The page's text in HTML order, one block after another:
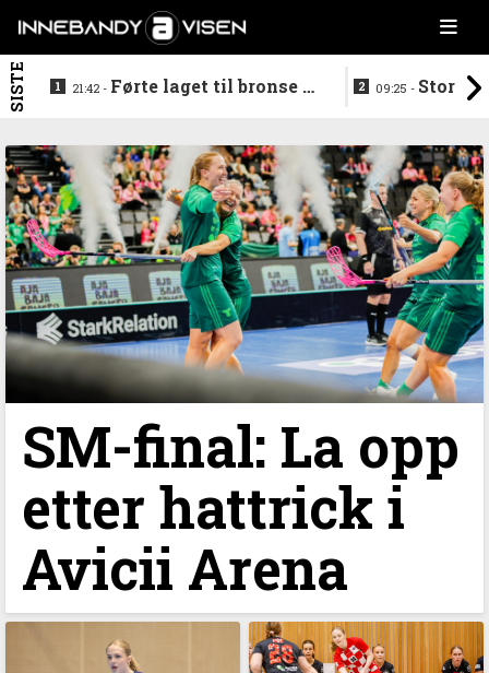
SISTE 21:42 - Førte laget til bronse -
09:25 -
SM-final: La opp
etter hattrick i
Avicii Arena